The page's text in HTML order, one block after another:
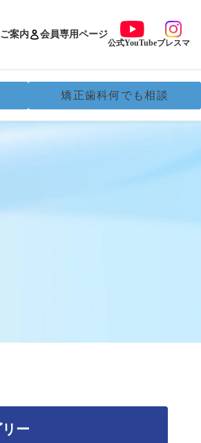
案内 会員専用ページ
公式YouTubeブレスマ
矯正歯科何でも相談
ー